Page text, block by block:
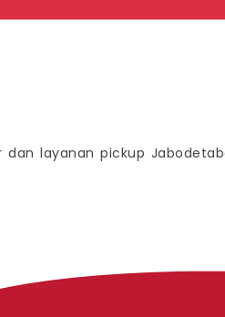
dan layanan pickup